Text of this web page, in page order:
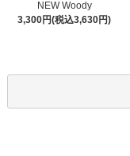
NEW Woody
3,300円(税込3,630円)